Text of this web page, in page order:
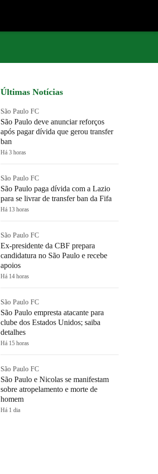
Últimas Notícias
São Paulo FC
São Paulo deve anunciar reforços
após pagar dívida que gerou transfer
ban
Há 3 horas
São Paulo FC
São Paulo paga dívida com a Lazio
para se livrar de transfer ban da Fifa
Há 13 horas
São Paulo FC
Ex-presidente da CBF prepara
candidatura no São Paulo e recebe
apoios
Há 14 horas
São Paulo FC
São Paulo empresta atacante para
clube dos Estados Unidos; saiba
detalhes
Há 15 horas
São Paulo FC
São Paulo e Nicolas se manifestam
sobre atropelamento e morte de
homem
Há 1 dia